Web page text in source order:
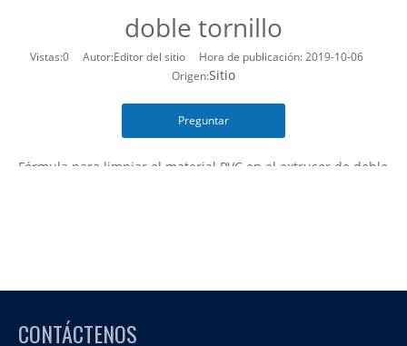
doble tornillo
Vistas:0 Autor:Editor del sitio Hora de publicación: 2019-10-06
Origen:Sitio
Preguntar
Fórmula para limpiar el material PVC en el extrusor de doble
CONTÁCTENOS